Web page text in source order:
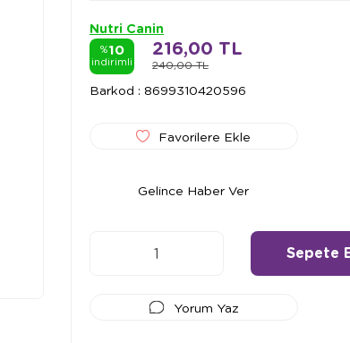
Nutri Canin
%10
indirimli 240,00 TL
216,00 TL
Barkod : 8699310420596
Favorilere Ekle
Gelince Haber Ver
Yorum Yaz